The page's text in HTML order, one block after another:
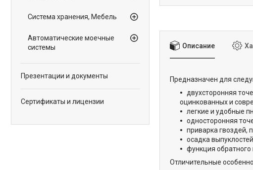
Описание
Предназначен для
двухсторонняя
оцинкованных и
легкие и удобные
односторонняя
приварка гвоздей,
осадка
функция обратного
Отличительные
Система хранения, Мебель
Автоматические моечные
системы
Презентации и документы
Сертификаты и лицензии